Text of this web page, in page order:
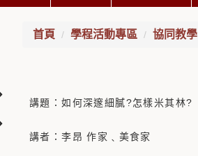
首頁 學程活動專區 協同教學
講題：如何深邃細膩?怎樣米其林?
講者：李昂 作家﹑美食家